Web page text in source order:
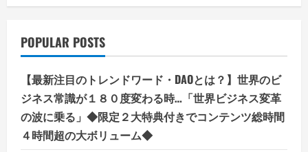
POPULAR POSTS
【最新注目のトレンドワード・DAOとは？】世界のビ
ジネス常識が１８０度変わる時…「世界ビジネス変革
の波に乗る」◆限定２大特典付きでコンテンツ総時間
４時間超の大ボリューム◆